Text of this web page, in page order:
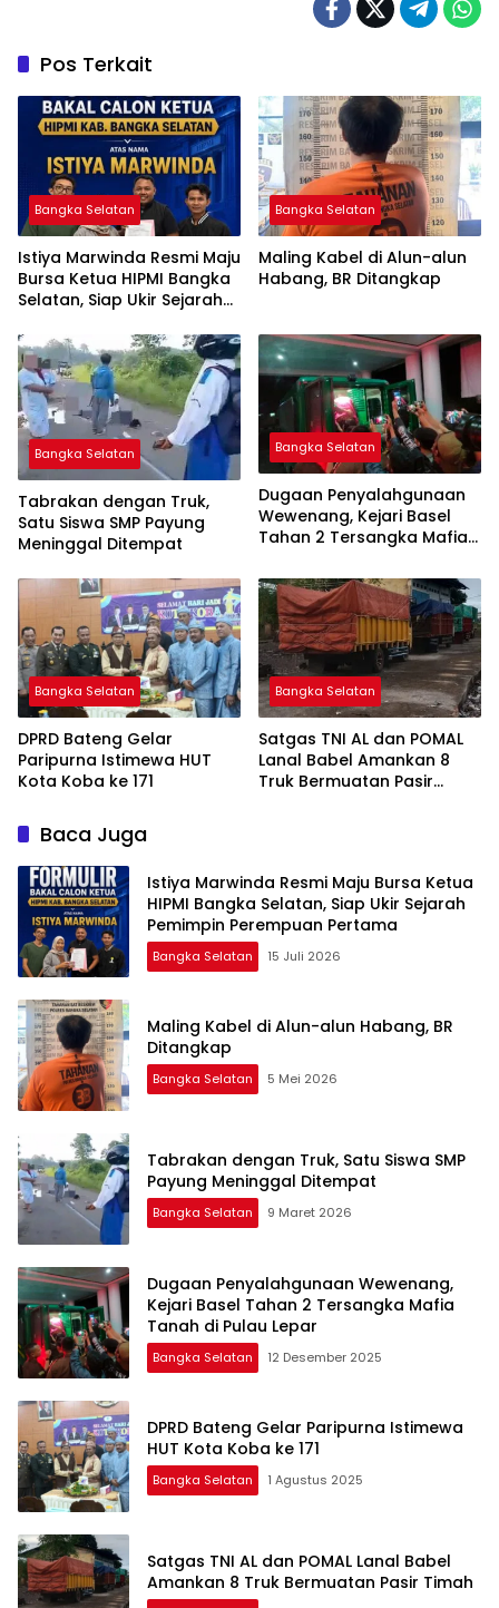
Pos Terkait
Bangka Selatan
Istiya Marwinda Resmi Maju
Bursa Ketua HIPMI Bangka
Selatan, Siap Ukir Sejarah
Pertama
Bangka Selatan
Maling Kabel di Alun-alun
Habang, BR Ditangkap
Bangka Selatan
Tabrakan dengan Truk,
Satu Siswa SMP Payung
Meninggal Ditempat
Bangka Selatan
Dugaan Penyalahgunaan
Wewenang, Kejari Basel
Tahan 2 Tersangka Mafia
Bangka Selatan
DPRD Bateng Gelar
Paripurna Istimewa HUT
Kota Koba ke 171
Bangka Selatan
Satgas TNI AL dan POMAL
Lanal Babel Amankan 8
Truk Bermuatan Pasir
Baca Juga
Istiya Marwinda Resmi Maju Bursa Ketua
HIPMI Bangka Selatan, Siap Ukir Sejarah
Pemimpin Perempuan Pertama
Bangka Selatan 15 Juli 2026
Maling Kabel di Alun-alun Habang, BR
Ditangkap
Bangka Selatan 5 Mei 2026
Tabrakan dengan Truk, Satu Siswa SMP
Payung Meninggal Ditempat
Bangka Selatan 9 Maret 2026
Dugaan Penyalahgunaan Wewenang,
Kejari Basel Tahan 2 Tersangka Mafia
Tanah di Pulau Lepar
Bangka Selatan 12 Desember 2025
DPRD Bateng Gelar Paripurna Istimewa
HUT Kota Koba ke 171
Bangka Selatan 1 Agustus 2025
Satgas TNI AL dan POMAL Lanal Babel
Amankan 8 Truk Bermuatan Pasir Timah